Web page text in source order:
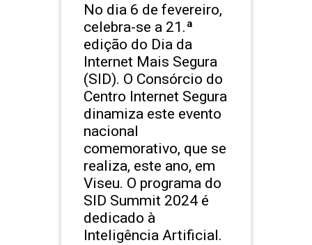
No dia 6 de fevereiro,
celebra-se a 21.ª
edição do Dia da
Internet Mais Segura
(SID). O Consórcio do
Centro Internet Segura
dinamiza este evento
nacional
comemorativo, que se
realiza, este ano, em
Viseu. O programa do
SID Summit 2024 é
dedicado à
Inteligência Artificial.